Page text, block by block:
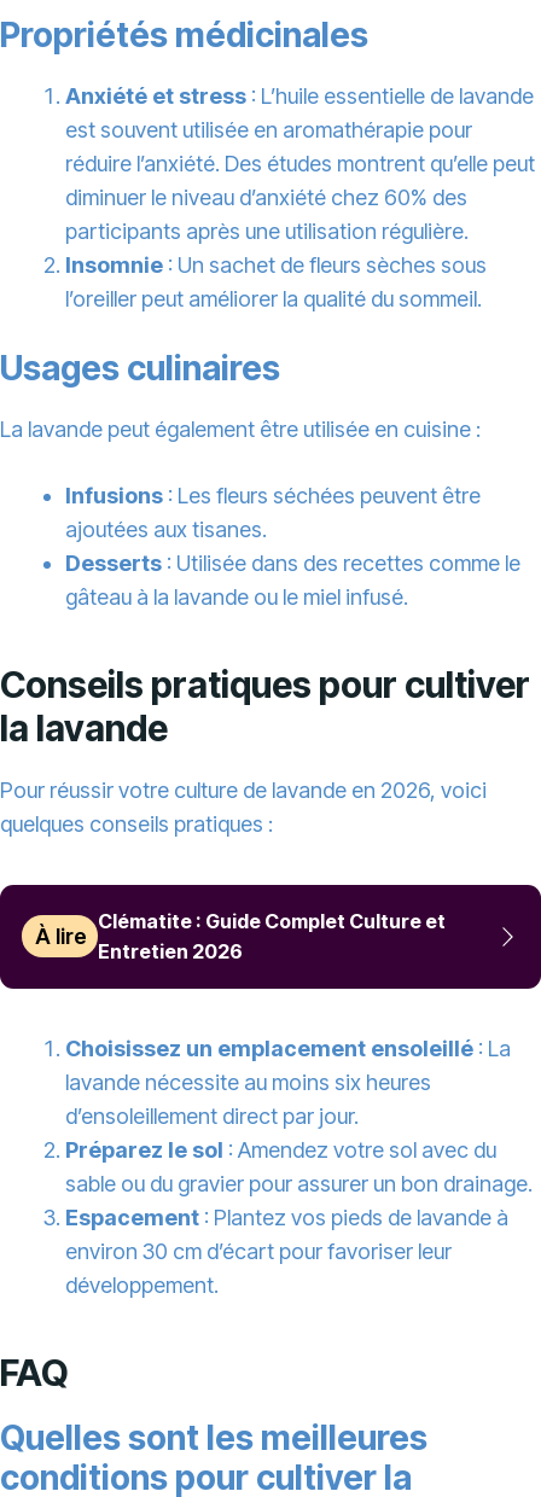
Propriétés médicinales
Anxiété et stress : L’huile essentielle de lavande
est souvent utilisée en aromathérapie pour
réduire l’anxiété. Des études montrent qu’elle peut
diminuer le niveau d’anxiété chez 60% des
participants après une utilisation régulière.
Insomnie : Un sachet de fleurs sèches sous
l’oreiller peut améliorer la qualité du sommeil.
Usages culinaires
La lavande peut également être utilisée en cuisine :
Infusions : Les fleurs séchées peuvent être
ajoutées aux tisanes.
Desserts : Utilisée dans des recettes comme le
gâteau à la lavande ou le miel infusé.
Conseils pratiques pour cultiver
la lavande
Pour réussir votre culture de lavande en 2026, voici
quelques conseils pratiques :
À lire
Clématite : Guide Complet Culture et
Entretien 2026
Choisissez un emplacement ensoleillé : La
lavande nécessite au moins six heures
d’ensoleillement direct par jour.
Préparez le sol : Amendez votre sol avec du
sable ou du gravier pour assurer un bon drainage.
Espacement : Plantez vos pieds de lavande à
environ 30 cm d’écart pour favoriser leur
développement.
FAQ
Quelles sont les meilleures
conditions pour cultiver la